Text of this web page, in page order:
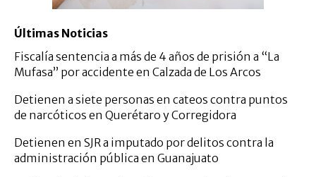
Últimas Noticias
Fiscalía sentencia a más de 4 años de prisión a “La
Mufasa” por accidente en Calzada de Los Arcos
Detienen a siete personas en cateos contra puntos
de narcóticos en Querétaro y Corregidora
Detienen en SJR a imputado por delitos contra la
administración pública en Guanajuato